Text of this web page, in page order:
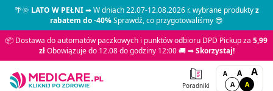
🌴🌞LATO W PEŁNI➡ W dniach 22.07-12.08.2026 r. wybrane produktyz
rabatem do -40%Sprawdź, co przygotowaliśmy 😎
📦 Dostawa do automatów paczkowych i punktów odbioru DPD Pickup za 5,99
złObowiązuje do 12.08 do godziny 12:00 🚚 ➡Skorzystaj!
Poradniki
A A A
A A